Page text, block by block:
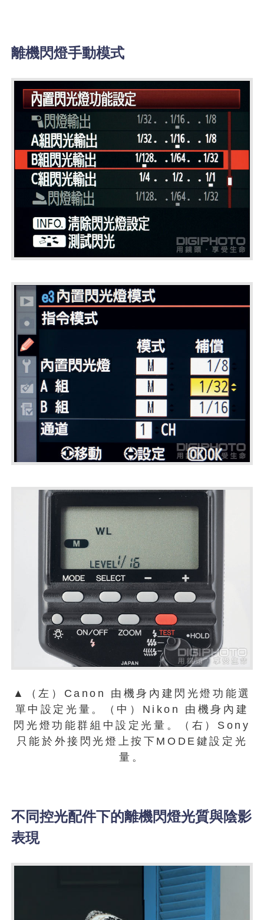
離機閃燈手動模式
▲（左）Canon 由機身內建閃光燈功能選
單中設定光量。（中）Nikon 由機身內建
閃光燈功能群組中設定光量。（右）Sony
只能於外接閃光燈上按下MODE鍵設定光
量。
不同控光配件下的離機閃燈光質與陰影
表現